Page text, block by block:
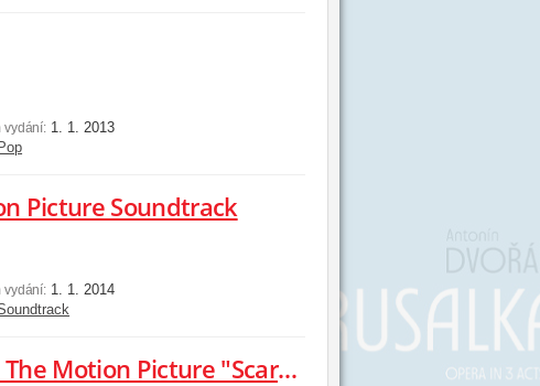
vydání: 1. 1. 2013
Picture Soundtrack
vydání: 1. 1. 2014
Season Of The Witch [From The Motion Picture "Scary Stories To Tell In The Dark"]